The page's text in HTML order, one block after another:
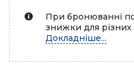
При бронюванні
знижки для різних
Докладніше...